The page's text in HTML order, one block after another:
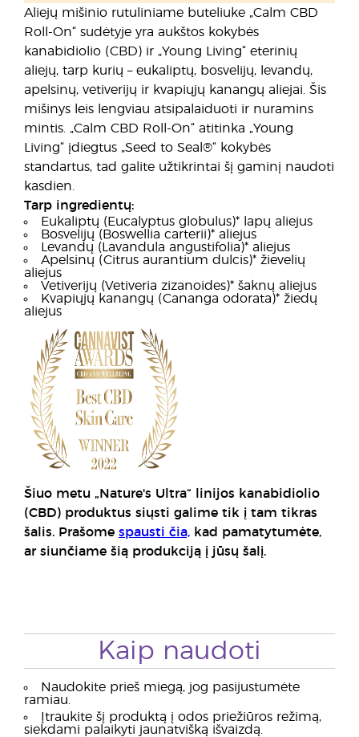
Aliejų mišinio rutuliniame buteliuke „Calm CBD
Roll-On“ sudėtyje yra aukštos kokybės
kanabidiolio (CBD) ir „Young Living“ eterinių
aliejų, tarp kurių – eukaliptų, bosvelijų, levandų,
apelsinų, vetiverijų ir kvapiųjų kanangų aliejai. Šis
mišinys leis lengviau atsipalaiduoti ir nuramins
mintis. „Calm CBD Roll-On“ atitinka „Young
Living“ įdiegtus „Seed to Seal®“ kokybės
standartus, tad galite užtikrintai šį gaminį naudoti
kasdien.
Tarp ingredientų:
Eukaliptų (Eucalyptus globulus)* lapų aliejus
Bosvelijų (Boswellia carterii)* aliejus
Levandų (Lavandula angustifolia)* aliejus
Apelsinų (Citrus aurantium dulcis)* žievelių
aliejus
Vetiverijų (Vetiveria zizanoides)* šaknų aliejus
Kvapiųjų kanangų (Cananga odorata)* žiedų
aliejus
Šiuo metu „Nature's Ultra“ linijos kanabidiolio
(CBD) produktus siųsti galime tik į tam tikras
šalis. Prašome spausti čia, kad pamatytumėte,
ar siunčiame šią produkciją į jūsų šalį.
Kaip naudoti
Naudokite prieš miegą, jog pasijustumėte
ramiau.
Įtraukite šį produktą į odos priežiūros režimą,
siekdami palaikyti jaunatvišką išvaizdą.